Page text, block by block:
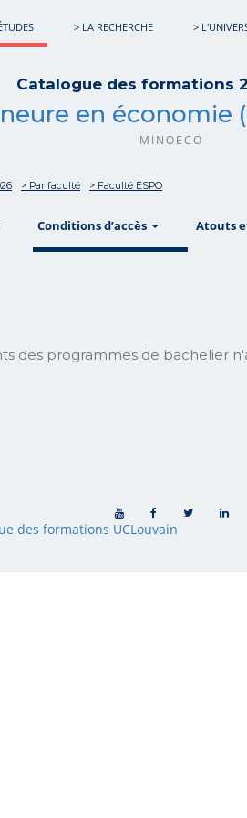
> LA RECHERCHE >
Catalogue des formations
en économie
MINOECO
> Par faculté > Faculté ESPO
showConditions d’accès showAtouts
des programmes de bachelier
des formations UCLouvain